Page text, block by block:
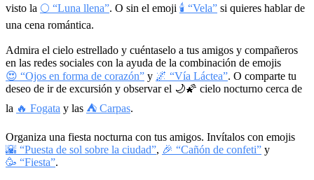
visto la 🌕 “Luna llena”. O sin el emoji 🕯 “Vela” si quieres hablar de
una cena romántica.
Admira el cielo estrellado y cuéntaselo a tus amigos y compañeros
en las redes sociales con la ayuda de la combinación de emojis
😍 “Ojos en forma de corazón” y 🌌 “Vía Láctea”. O comparte tu
deseo de ir de excursión y observar el 🌙🌠 cielo nocturno cerca de
la 🔥 Fogata y las ⛺ Carpas.
Organiza una fiesta nocturna con tus amigos. Invítalos con emojis
🌇 “Puesta de sol sobre la ciudad”, 🎉 “Cañón de confeti” y
🥳 “Fiesta”.